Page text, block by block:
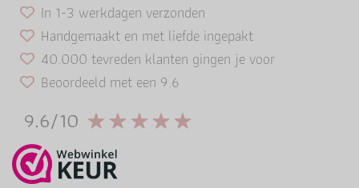
In 1-3 werkdagen verzonden
Handgemaakt en met liefde ingepakt
40.000 tevreden klanten gingen je voor
Beoordeeld met een 9.6
9.6/10